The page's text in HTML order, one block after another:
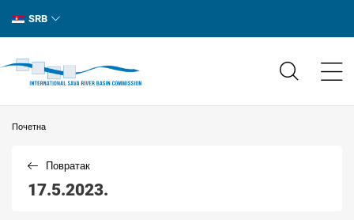
SRB
Почетна
17.5.2023.
Повратак